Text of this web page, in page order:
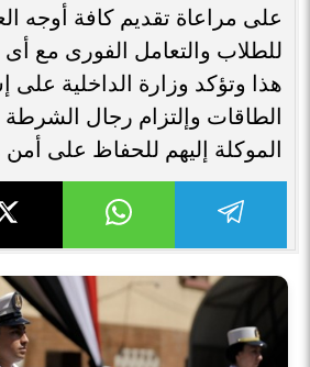
على مراعاة تقديم كافة أوجه
للطلاب والتعامل الفورى مع
هذا وتؤكد وزارة الداخلية على
الطاقات وإلتزام رجال الشرطة
الموكلة إليهم للحفاظ على